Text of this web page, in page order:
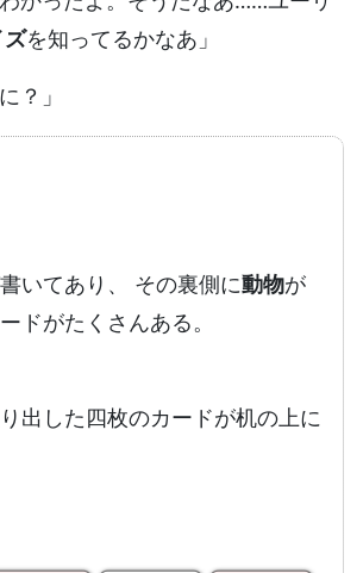
ズを知ってるかなあ」
？」
いてあり、 その裏側に動物が
ドがたくさんある。
出した四枚のカードが机の上に